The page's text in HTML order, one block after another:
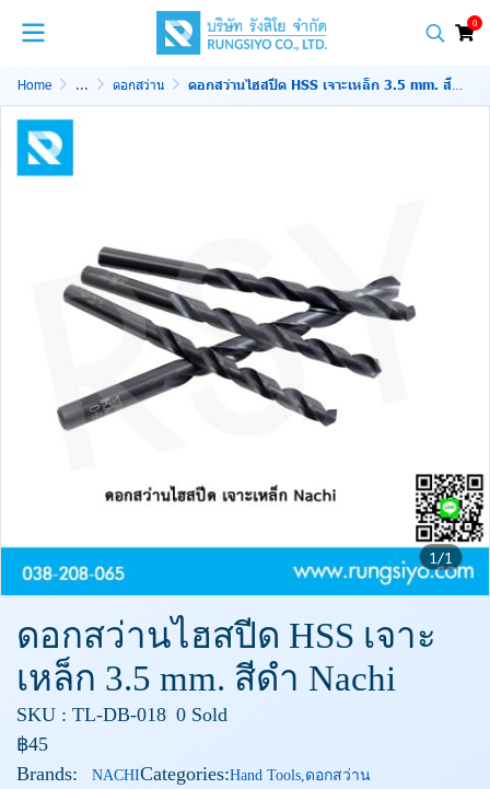
0
Home ... ดอกสว่าน ดอกสว่านไฮสปีด HSS เจาะเหล็ก 3.5 mm. สีดำ Nachi
1/1
ดอกสว่านไฮสปีด HSS เจาะ
เหล็ก 3.5 mm. สีดำ Nachi
SKU : TL-DB-018 0 Sold
฿45
Brands:
NACHICategories:Hand Tools,ดอกสว่าน